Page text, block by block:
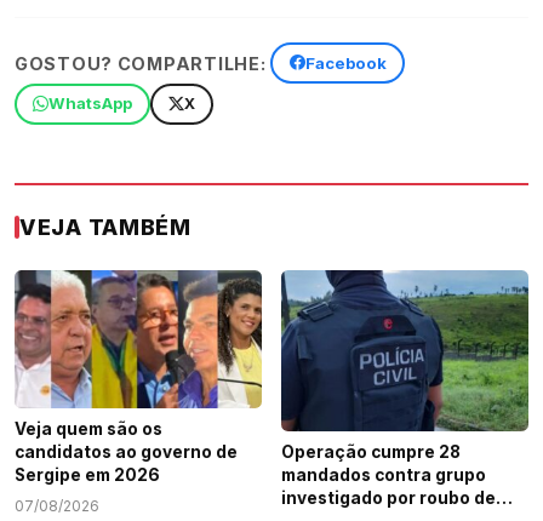
GOSTOU? COMPARTILHE: Facebook
WhatsApp X
VEJA TAMBÉM
Veja quem são os
candidatos ao governo de
Sergipe em 2026
07/08/2026
Operação cumpre 28
mandados contra grupo
investigado por roubo de